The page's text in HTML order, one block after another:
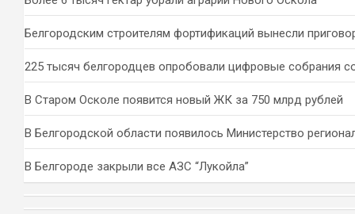
Белгородским строителям фортификаций вынесли
225 тысяч белгородцев опробовали цифровые собрания
В Старом Осколе появится новый ЖК за 750 млрд рублей
В Белгородской области появилось Министерство
В Белгороде закрыли все АЗС “Лукойла”